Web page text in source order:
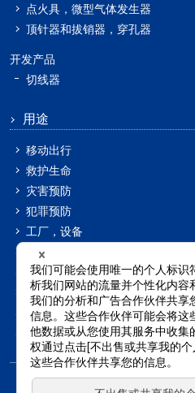
点火具，微型气体发生器
顶针器和拔销器，穿孔器
开发产品
切线器
用途
移动出行
救护生命
灾害预防
犯罪预防
工厂，设备
电力
无人机
航空航天
食品
超细气泡
咨询